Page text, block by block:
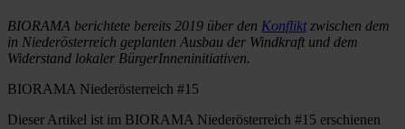
BIORAMA berichtete bereits 2019 über den Konfliktzwischen dem
in Niederösterreich geplanten Ausbau der Windkraft und dem
Widerstand lokaler BürgerInneninitiativen.
BIORAMA Niederösterreich #15
Dieser Artikel ist im BIORAMA Niederösterreich #15 erschienen